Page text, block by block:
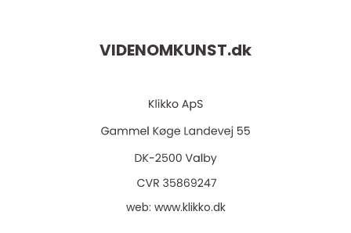
VIDENOMKUNST.dk
web: www.klikko.dk